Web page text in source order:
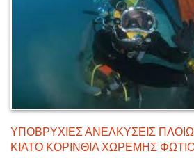
ΥΠΟΒΡΥΧΙΕΣ ΑΝΕΛΚΥΣΕΙΣ
ΚΙΑΤΟ ΚΟΡΙΝΘΙΑ ΧΩΡΕΜΗΣ